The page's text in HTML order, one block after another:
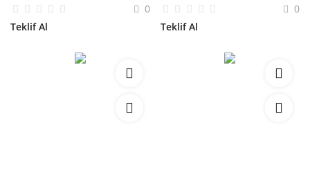
0
Teklif Al
0
Teklif Al